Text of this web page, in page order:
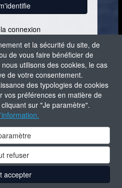
et la sécurité du site, de
de vous faire bénéficier de
utilisons des cookies, le cas
de votre consentement.
des typologies de cookies
vos préférences en matière de
sur "Je paramètre".
refuser
accepter
connexion
du site